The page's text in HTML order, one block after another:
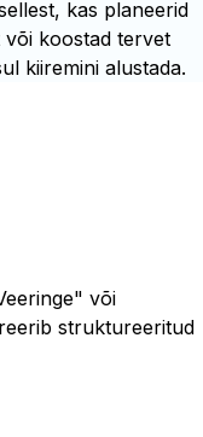
kas planeerid
koostad tervet
kiiremini alustada.
või
struktureeritud